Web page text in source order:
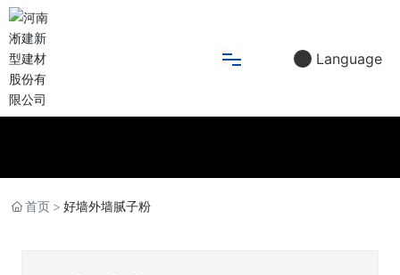
应用领域
Language
首页 好墙外墙腻子粉